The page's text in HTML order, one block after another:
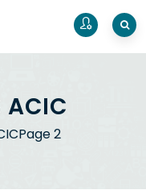
ACIC
Page 2